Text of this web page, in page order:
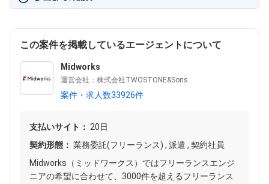
この案件を掲載しているエージェントについて
Midworks
運営会社：株式会社TWOSTONE&Sons
案件・求人数33926件
支払いサイト： 20日
契約形態： 業務委託(フリーランス) , 派遣 , 契約社員
Midworks（ミッドワークス）ではフリーランスエンジ
ニアの希望に合わせて、3000件を超えるフリーランス